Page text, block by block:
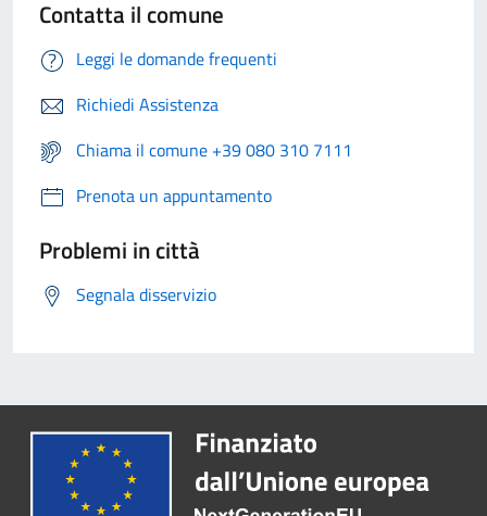
Contatta il comune
Leggi le domande frequenti
Richiedi Assistenza
Chiama il comune +39 080 310 7111
Prenota un appuntamento
Problemi in città
Segnala disservizio